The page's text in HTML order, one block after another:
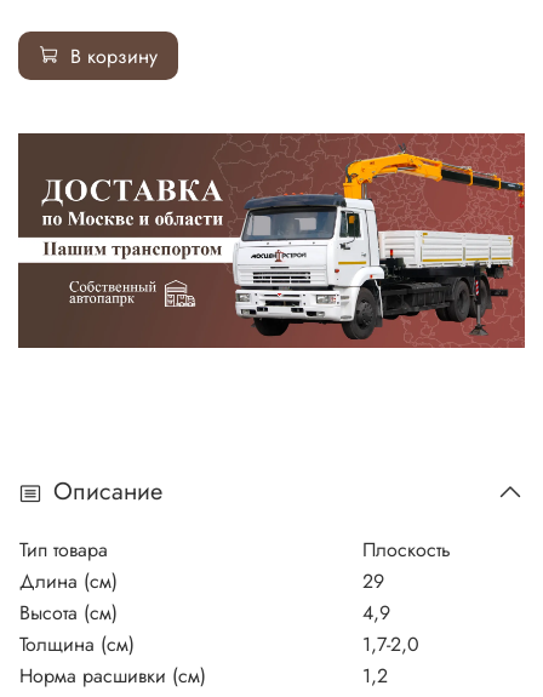
В корзину
Описание
Тип товара
Плоскость
Длина (см)
29
Высота (см)
4,9
Толщина (см)
1,7-2,0
Норма расшивки (см)
1,2